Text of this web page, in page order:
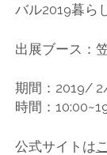
バル2019暮ら
出展ブース：
期間：2019/
時間：
公式サイトは